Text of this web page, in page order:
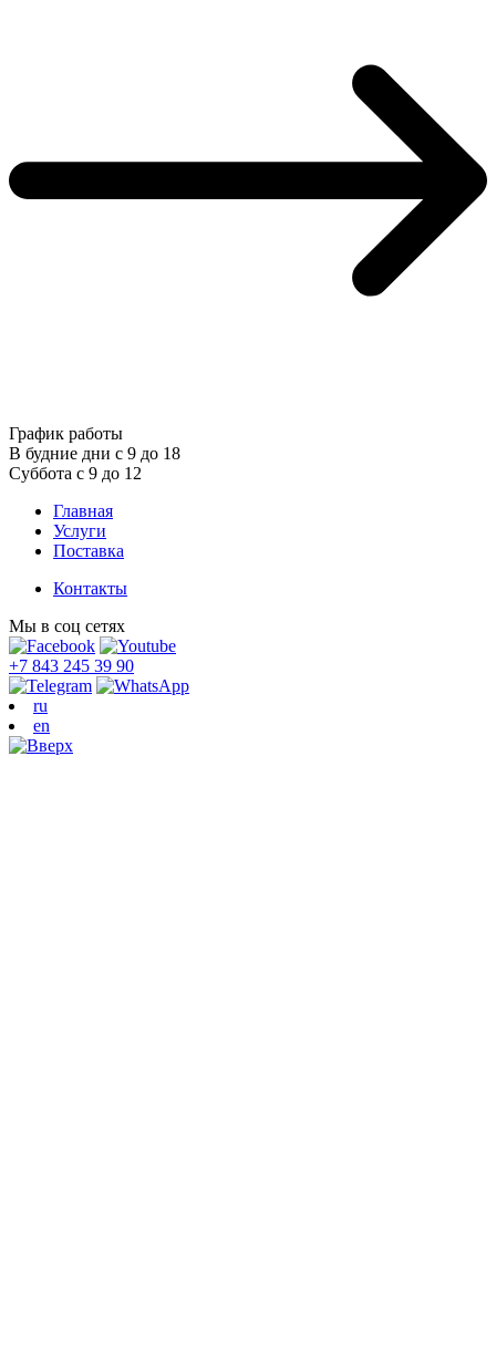
График работы
В будние дни с 9 до 18
Суббота с 9 до 12
Главная
Услуги
Поставка
Контакты
Мы в соц сетях
+7 843 245 39 90
ru
en